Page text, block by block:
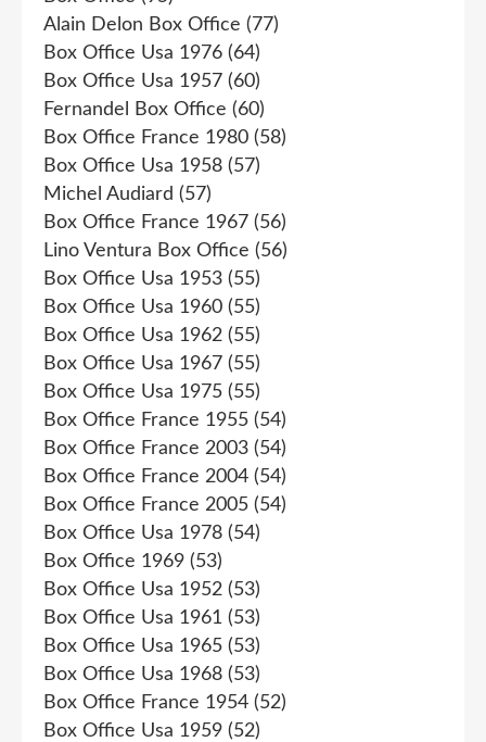
Alain Delon Box Office (77)
Box Office Usa 1976 (64)
Box Office Usa 1957 (60)
Fernandel Box Office (60)
Box Office France 1980 (58)
Box Office Usa 1958 (57)
Michel Audiard (57)
Box Office France 1967 (56)
Lino Ventura Box Office (56)
Box Office Usa 1953 (55)
Box Office Usa 1960 (55)
Box Office Usa 1962 (55)
Box Office Usa 1967 (55)
Box Office Usa 1975 (55)
Box Office France 1955 (54)
Box Office France 2003 (54)
Box Office France 2004 (54)
Box Office France 2005 (54)
Box Office Usa 1978 (54)
Box Office 1969 (53)
Box Office Usa 1952 (53)
Box Office Usa 1961 (53)
Box Office Usa 1965 (53)
Box Office Usa 1968 (53)
Box Office France 1954 (52)
Box Office Usa 1959 (52)